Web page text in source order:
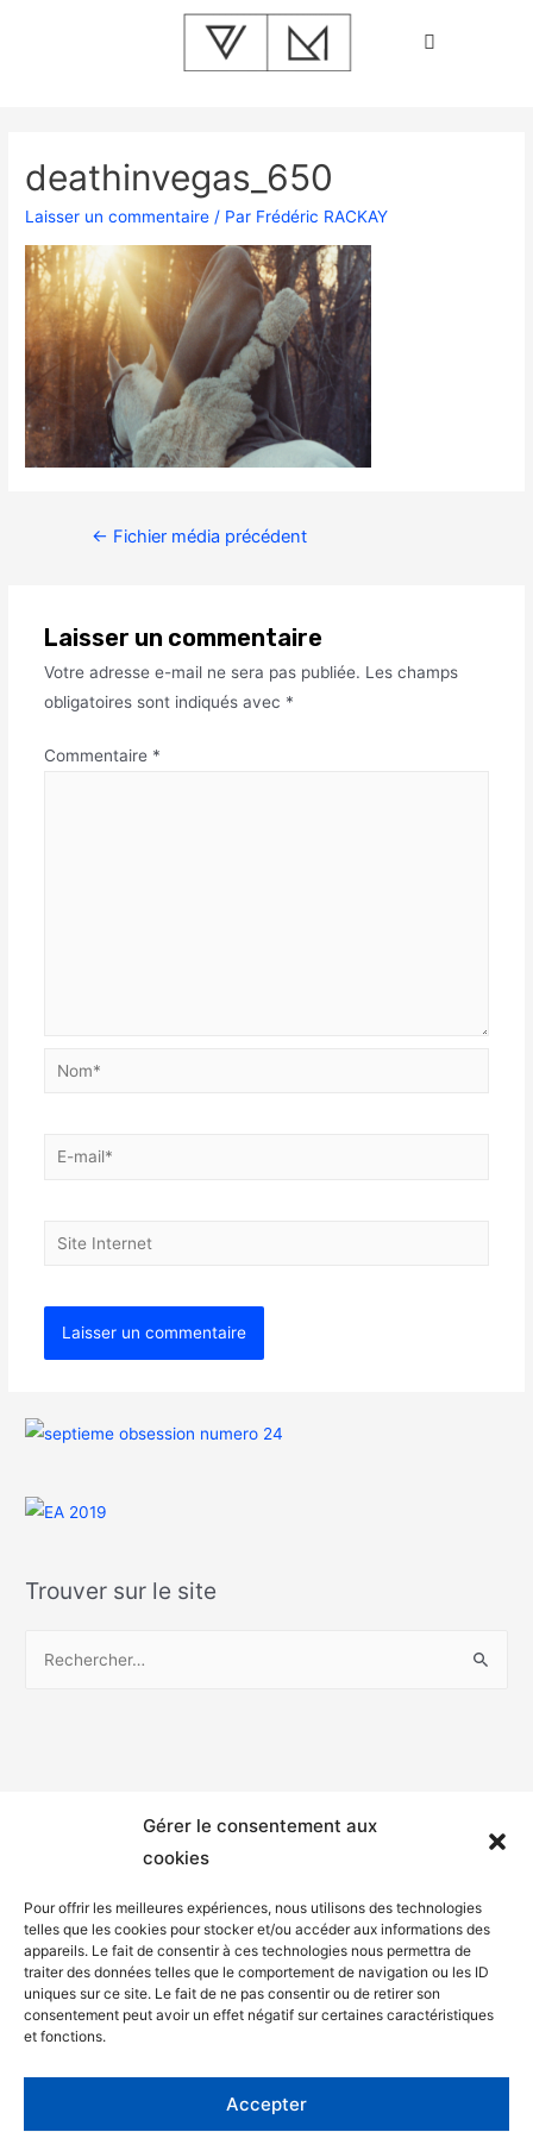
Gérer le consentement aux
cookies
Pour offrir les meilleures expériences, nous utilisons des technologies
telles que les cookies pour stocker et/ou accéder aux informations des
appareils. Le fait de consentir à ces technologies nous permettra de
traiter des données telles que le comportement de navigation ou les ID
uniques sur ce site. Le fait de ne pas consentir ou de retirer son
consentement peut avoir un effet négatif sur certaines caractéristiques
et fonctions.
Accepter
deathinvegas_650
Laisser un commentaire / Par Frédéric RACKAY
← Fichier média précédent
Laisser un commentaire
Votre adresse e-mail ne sera pas publiée. Les champs
obligatoires sont indiqués avec *
Commentaire *
Trouver sur le site
Mentions légales
Politique de confidentialité